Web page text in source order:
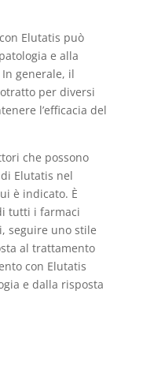
Elutatis può
e alla
generale, il
per diversi
l’efficacia del
che possono
Elutatis nel
è indicato. È
tutti i farmaci
seguire uno stile
al trattamento
con Elutatis
e dalla risposta